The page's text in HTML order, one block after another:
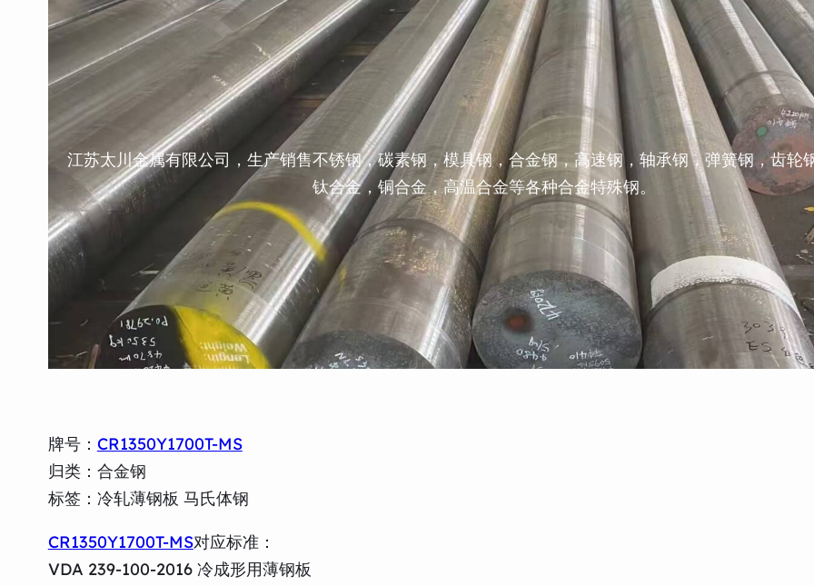
江苏太川金属有限公司，生产销售不锈钢，碳素钢，模具钢，合金钢，高速钢，轴承钢，弹簧钢，齿轮
钛合金，铜合金，高温合金等各种合金特殊钢。
牌号： CR1350Y1700T-MS
归类：合金钢
标签：冷轧薄钢板 马氏体钢
CR1350Y1700T-MS对应标准：
VDA 239-100-2016 冷成形用薄钢板